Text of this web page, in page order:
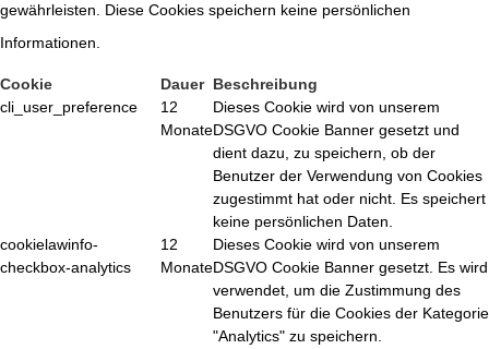
gewährleisten. Diese Cookies speichern keine persönlichen
Informationen.
Cookie Dauer Beschreibung
cli_user_preference
12
Monate
Dieses Cookie wird von unserem
DSGVO Cookie Banner gesetzt und
dient dazu, zu speichern, ob der
Benutzer der Verwendung von Cookies
zugestimmt hat oder nicht. Es speichert
keine persönlichen Daten.
cookielawinfo-
checkbox-analytics
12
Monate
Dieses Cookie wird von unserem
DSGVO Cookie Banner gesetzt. Es wird
verwendet, um die Zustimmung des
Benutzers für die Cookies der Kategorie
"Analytics" zu speichern.